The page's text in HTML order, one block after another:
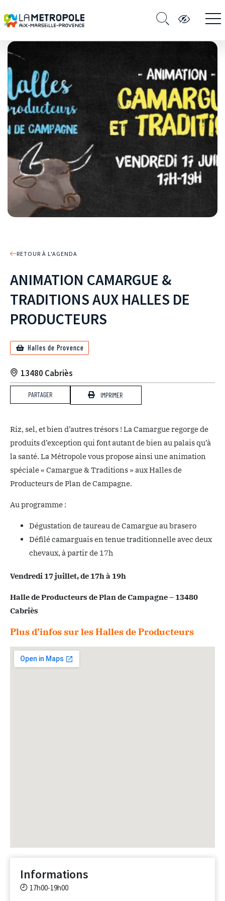
RETOUR À L'AGENDA
ANIMATION CAMARGUE &
TRADITIONS AUX HALLES DE
PRODUCTEURS
Halles de Provence
13480 Cabriès
PARTAGER IMPRIMER
Riz, sel, et bien d’autres trésors ! La Camargue regorge de
produits d’exception qui font autant de bien au palais qu’à
la santé. La Métropole vous propose ainsi une animation
spéciale « Camargue & Traditions » aux Halles de
Producteurs de Plan de Campagne.
Au programme :
Dégustation de taureau de Camargue au brasero
Défilé camarguais en tenue traditionnelle avec deux
chevaux, à partir de 17h
Vendredi 17 juillet, de 17h à 19h
Halle de Producteurs de Plan de Campagne – 13480
Cabriès
Plus d’infos sur les Halles de Producteurs
Informations
17h00-19h00